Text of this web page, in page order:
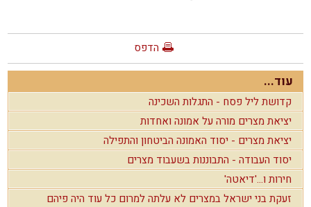
הדפס
עוד...
קדושת ליל פסח - התגלות השכינה
יציאת מצרים מורה על אמונה ואחדות
יציאת מצרים - יסוד האמונה הביטחון והתפילה
יסוד העבודה - התבוננות בשעבוד מצרים
חירות ו...'דיאטה'
זעקת בני ישראל במצרים לא עלתה למרום כל עוד היה פיהם